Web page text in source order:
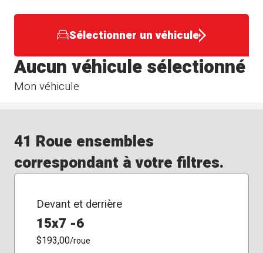
Sélectionner un véhicule
Mon véhicule
Aucun véhicule sélectionné
41 Roue ensembles
correspondant à votre filtres.
Devant et derrière
15x7 -6
$193,00/roue